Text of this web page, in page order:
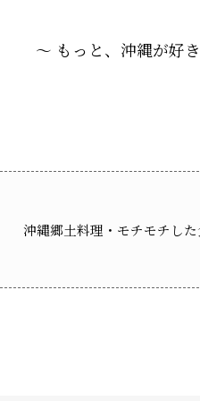
～ もっと、沖縄が好
沖縄郷土料理・モチモチし